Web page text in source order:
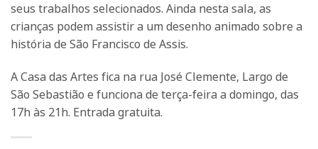
seus trabalhos selecionados. Ainda nesta sala, as
crianças podem assistir a um desenho animado sobre a
história de São Francisco de Assis.
A Casa das Artes fica na rua José Clemente, Largo de
São Sebastião e funciona de terça-feira a domingo, das
17h às 21h. Entrada gratuita.